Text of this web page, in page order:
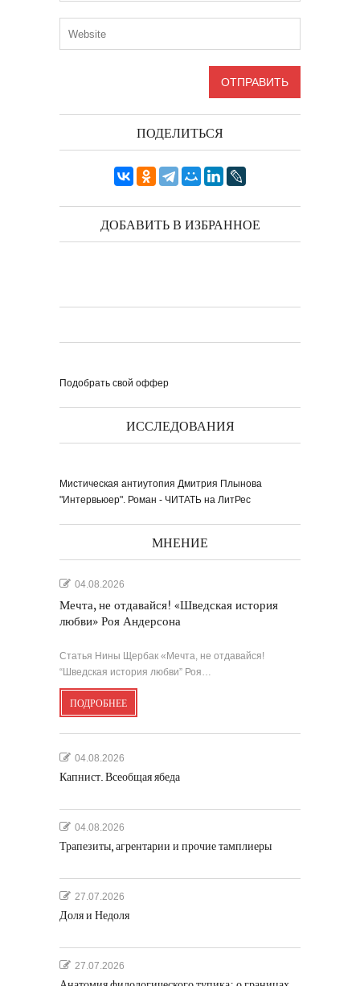
ПОДЕЛИТЬСЯ
ДОБАВИТЬ В ИЗБРАННОЕ
Подобрать свой оффер
ИССЛЕДОВАНИЯ
Мистическая антиутопия Дмитрия Плынова
"Интервьюер". Роман - ЧИТАТЬ на ЛитРес
МНЕНИЕ
04.08.2026
Мечта, не отдавайся! «Шведская история
любви» Роя Андерсона
Статья Нины Щербак «Мечта, не отдавайся!
“Шведская история любви” Роя…
ПОДРОБНЕЕ
04.08.2026
Капнист. Всеобщая ябеда
04.08.2026
Трапезиты, агрентарии и прочие тамплиеры
27.07.2026
Доля и Недоля
27.07.2026